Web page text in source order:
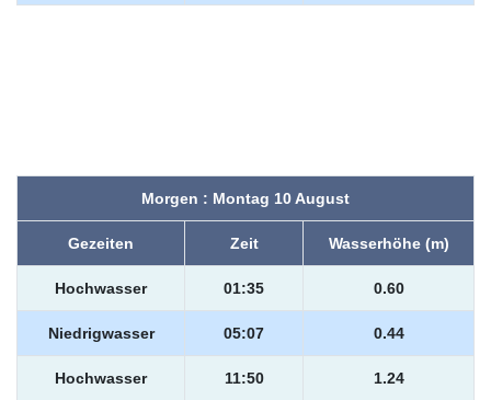
Morgen : Montag 10 August
Gezeiten Zeit Wasserhöhe (m)
Hochwasser 01:35 0.60
Niedrigwasser 05:07 0.44
Hochwasser 11:50 1.24